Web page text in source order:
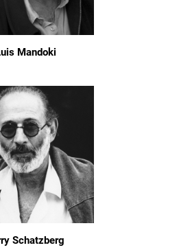
Mandoki
Schatzberg